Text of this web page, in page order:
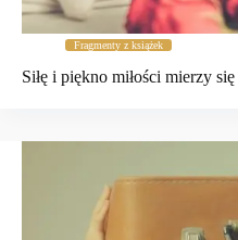
Fragmenty z książek
Siłę i piękno miłości mierzy